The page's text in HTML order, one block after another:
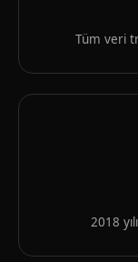
Tüm veri
2018